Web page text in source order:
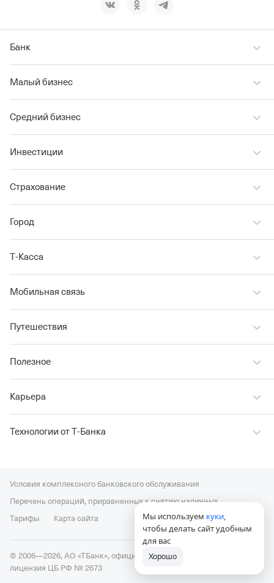
Банк
Малый бизнес
Средний бизнес
Инвестиции
Страхование
Город
Т‑Касса
Мобильная связь
Путешествия
Полезное
Карьера
Технологии от Т‑Банка
Условия комплексного банковского обслуживания
Перечень операций, приравненных к снятию наличных
Тарифы
Карта сайта
© 2006—2026, АО «ТБанк», официальный сайт,
лицензия ЦБ РФ № 2673
Мы используем куки,
чтобы делать сайт удобным
для вас
Хорошо